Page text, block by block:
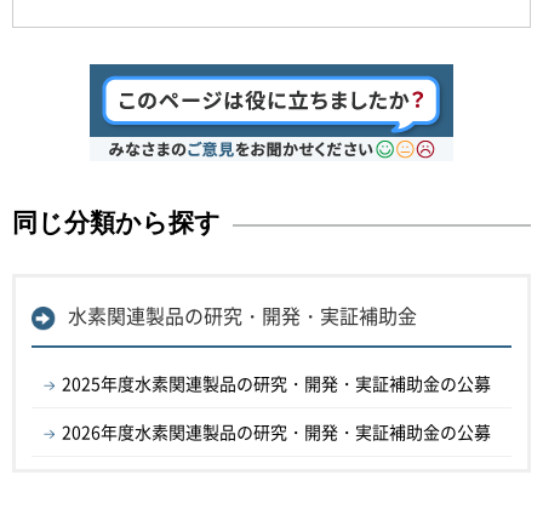
同じ分類から探す
水素関連製品の研究・開発・実証補助金
2025年度水素関連製品の研究・開発・実証補助金の公募
2026年度水素関連製品の研究・開発・実証補助金の公募